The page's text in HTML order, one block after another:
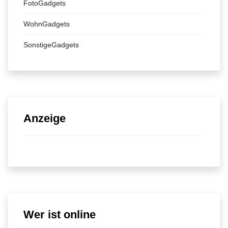
FotoGadgets
WohnGadgets
SonstigeGadgets
Anzeige
Wer ist online